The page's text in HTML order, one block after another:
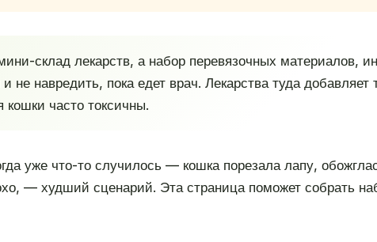
склад лекарств, а набор перевязочных материалов,
навредить, пока едет врач. Лекарства туда добавляет
кошки часто токсичны.
уже что-то случилось — кошка порезала лапу,
— худший сценарий. Эта страница поможет собрать